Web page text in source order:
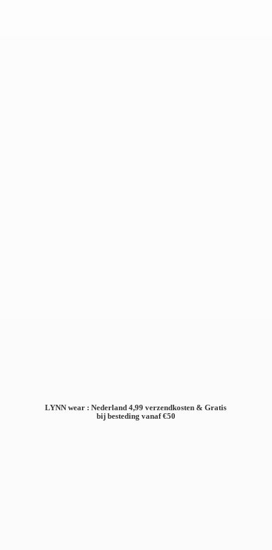
LYNN wear : Nederland 4,99 verzendkosten & Gratis
bij besteding vanaf €50